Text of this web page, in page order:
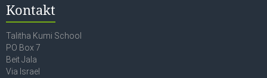
Kontakt
Talitha Kumi School
PO Box 7
Beit Jala
Via Israel